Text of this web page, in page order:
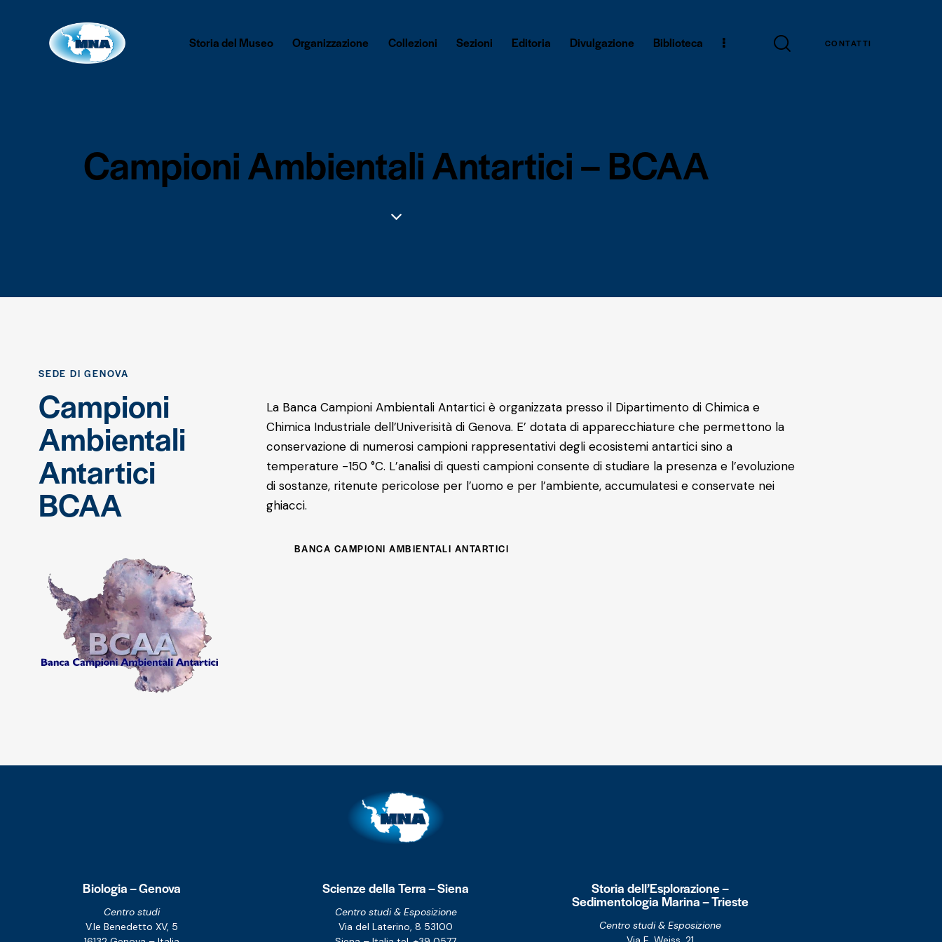
Storia del Museo Organizzazione Collezioni Sezioni Editoria Divulgazione Biblioteca CONTATTI
Campioni Ambientali Antartici – BCAA
SEDE DI GENOVA
Campioni
Ambientali
Antartici
BCAA
La Banca Campioni Ambientali Antartici è organizzata presso il Dipartimento di Chimica e
Chimica Industriale dell’Univerisità di Genova. E’ dotata di apparecchiature che permettono la
conservazione di numerosi campioni rappresentativi degli ecosistemi antartici sino a
temperature -150 °C. L’analisi di questi campioni consente di studiare la presenza e l’evoluzione
di sostanze, ritenute pericolose per l’uomo e per l’ambiente, accumulatesi e conservate nei
ghiacci.
BANCA CAMPIONI AMBIENTALI ANTARTICI
Biologia – Genova
Centro studi
V.le Benedetto XV, 5
Scienze della Terra – Siena
Centro studi & Esposizione
Via del Laterino, 8 53100
Storia dell’Esplorazione –
Sedimentologia Marina – Trieste
Centro studi & Esposizione